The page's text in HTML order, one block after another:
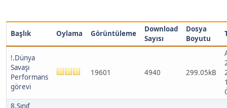
Başlık Oylama Görüntüleme
Download
Sayısı
Dosya
Boyutu
!.Dünya
Savaşı
Performans
görevi
19601 4940 299.05kB
8.Sınıf